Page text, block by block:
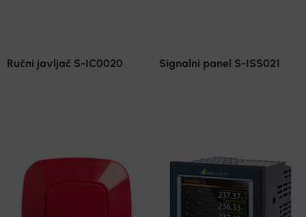
Ručni javljač S-IC0020 Signalni panel S-ISS021